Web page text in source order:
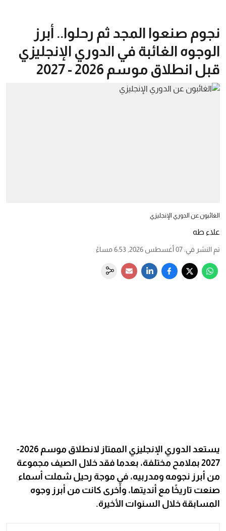
نجوم صنعوا المجد ثم رحلوا.. أبرز
الوجوه الغائبة في الدوري الإنجليزي
قبل انطلاق موسم 2026 - 2027
الغائبون عن الدوري الإنجليزي
علاء طه
تم النشر في: 07 أغسطس 2026, 6:53 مساءً
يستعد الدوري الإنجليزي الممتاز لانطلاق موسم 2026-
2027 بملامح مختلفة، بعدما فقد خلال الصيف مجموعة
من أبرز نجومه ومدربيه، في موجة رحيل شملت أسماء
صنعت تاريخًا مع أنديتها، وأخرى كانت من أبرز وجوه
المسابقة خلال السنوات الأخيرة.